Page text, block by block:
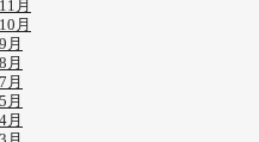
月
月
月
月
月
月
月